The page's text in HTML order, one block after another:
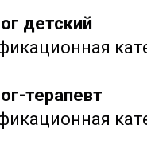
детский
терапевт